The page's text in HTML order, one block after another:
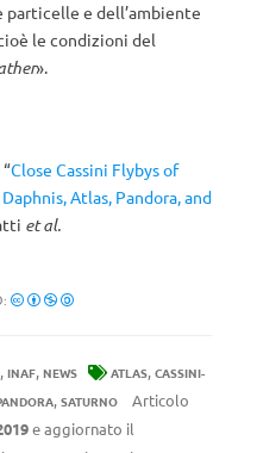
particelle e dell’ambiente
le condizioni del
».
Close Cassini Flybys of
Atlas, Pandora, and
et al.
, INAF, NEWS ATLAS, CASSINI-
, SATURNO
Articolo
e aggiornato il